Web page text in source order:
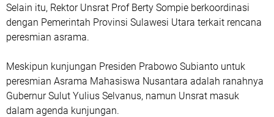
Selain itu, Rektor Unsrat Prof Berty Sompie berkoordinasi
dengan Pemerintah Provinsi Sulawesi Utara terkait rencana
peresmian asrama.
Meskipun kunjungan Presiden Prabowo Subianto untuk
peresmian Asrama Mahasiswa Nusantara adalah ranahnya
Gubernur Sulut Yulius Selvanus, namun Unsrat masuk
dalam agenda kunjungan.